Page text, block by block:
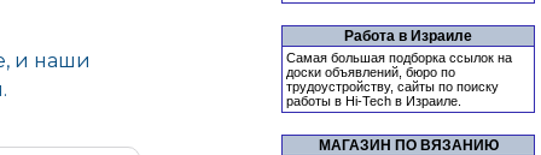
Работа в Израиле
Самая большая подборка ссылок на
доски объявлений, бюро по
трудоустройству, сайты по поиску
работы в Hi-Tech в Израиле.
МАГАЗИН ПО ВЯЗАНИЮ